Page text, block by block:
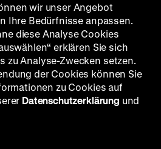
wir unser Angebot
Ihre Bedürfnisse anpassen.
diese Analyse Cookies
erklären Sie sich
zu Analyse-Zwecken setzen.
der Cookies können Sie
zu Cookies auf
Datenschutzerklärung und